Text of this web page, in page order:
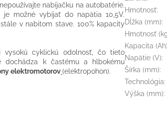
nabíjačku na autobatérie.
možné vybíjať do napätia 10,5V.
v nabitom stave. 100% kapacity
vysokú cyklickú odolnosť, čo tieto
dochádza k častému a hlbokému
elektromotorov(elektropohon).
Hmotnosť:
Dĺžka (mm):
Hmotnosť
Kapacita (Ah)
Napätie (V):
Šírka (mm):
Technológia:
Výška (mm):